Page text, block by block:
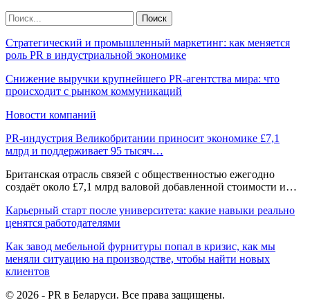
Стратегический и промышленный маркетинг: как меняется
роль PR в индустриальной экономике
Снижение выручки крупнейшего PR-агентства мира: что
происходит с рынком коммуникаций
Новости компаний
PR-индустрия Великобритании приносит экономике £7,1
млрд и поддерживает 95 тысяч…
Британская отрасль связей с общественностью ежегодно
создаёт около £7,1 млрд валовой добавленной стоимости и…
Карьерный старт после университета: какие навыки реально
ценятся работодателями
Как завод мебельной фурнитуры попал в кризис, как мы
меняли ситуацию на производстве, чтобы найти новых
клиентов
© 2026 - PR в Беларуси. Все права защищены.